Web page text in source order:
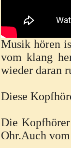
Musik hören
vom klang
wieder daran
Diese
Die
Ohr.Auch